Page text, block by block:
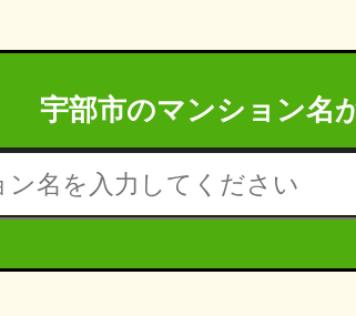
宇部市のマンション名